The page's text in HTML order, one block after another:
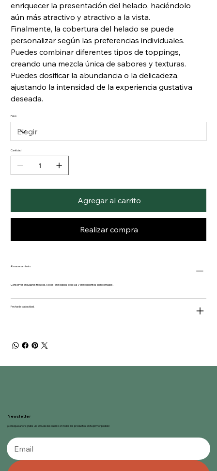
enriquecer la presentación del helado, haciéndolo
aún más atractivo y atractivo a la vista.
Finalmente, la cobertura del helado se puede
personalizar según las preferencias individuales.
Puedes combinar diferentes tipos de toppings,
creando una mezcla única de sabores y texturas.
Puedes dosificar la abundancia o la delicadeza,
ajustando la intensidad de la experiencia gustativa
deseada.
Peso
Cantidad
Agregar al carrito
Realizar compra
Almacenamiento
Conservar en lugares frescos, secos, protegidos de la luz y en recipientes bien cerrados.
Fecha de caducidad.
Newsletter
¡Consigue ahora gratis un 20% de descuento en todos los productos en tu primer pedido!